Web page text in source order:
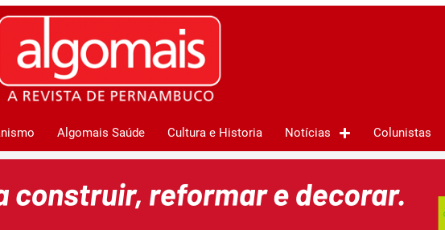
Algomais Saúde Cultura e Historia Notícias Colunistas